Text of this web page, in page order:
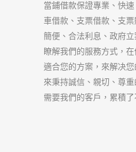
當鋪借款保證專業、快
車借款、支票借款、支
簡便、合法利息、政府
瞭解我們的服務方式，
適合您的方案，來解决
來秉持誠信、親切、尊
需要我們的客戶，累積了